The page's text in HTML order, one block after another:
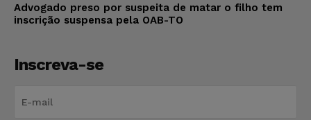
Advogado preso por suspeita de matar o filho tem
inscrição suspensa pela OAB-TO
Inscreva-se